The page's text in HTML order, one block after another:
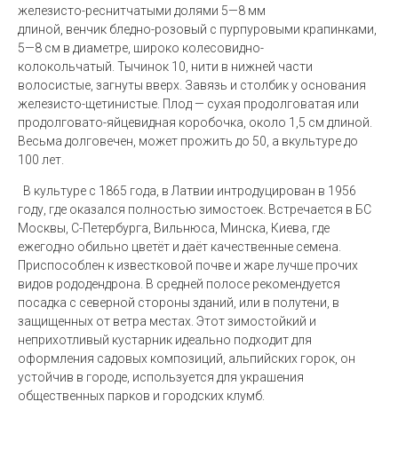
железисто-реснитчатыми долями 5—8 мм
длиной, венчик бледно-розовый с пурпуровыми крапинками,
5—8 см в диаметре, широко колесовидно-
колокольчатый. Тычинок 10, нити в нижней части
волосистые, загнуты вверх. Завязь и столбик у основания
железисто-щетинистые. Плод — сухая продолговатая или
продолговато-яйцевидная коробочка, около 1,5 см длиной.
Весьма долговечен, может прожить до 50, а вкультуре до
100 лет.
В культуре с 1865 года, в Латвии интродуцирован в 1956
году, где оказался полностью зимостоек. Встречается в БС
Москвы, С-Петербурга, Вильнюса, Минска, Киева, где
ежегодно обильно цветёт и даёт качественные семена.
Приспособлен к известковой почве и жаре лучше прочих
видов рододендрона. В средней полосе рекомендуется
посадка с северной стороны зданий, или в полутени, в
защищенных от ветра местах Этот зимостойкий и
неприхотливый кустарник идеально подходит для
оформления садовых композиций, альпийских горок, он
устойчив в городе, используется для украшения
общественных парков и городских клумб.